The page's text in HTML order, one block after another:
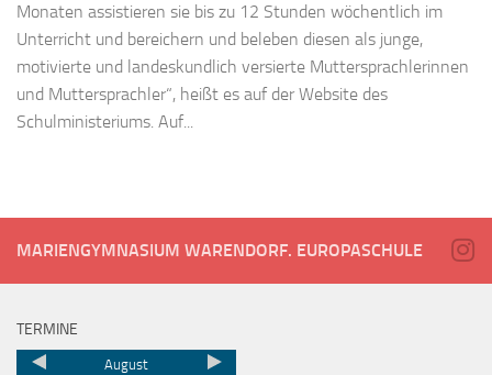
Monaten assistieren sie bis zu 12 Stunden wöchentlich im
Unterricht und bereichern und beleben diesen als junge,
motivierte und landeskundlich versierte Muttersprachlerinnen
und Muttersprachler“, heißt es auf der Website des
Schulministeriums. Auf...
MARIENGYMNASIUM WARENDORF. EUROPASCHULE
TERMINE
August